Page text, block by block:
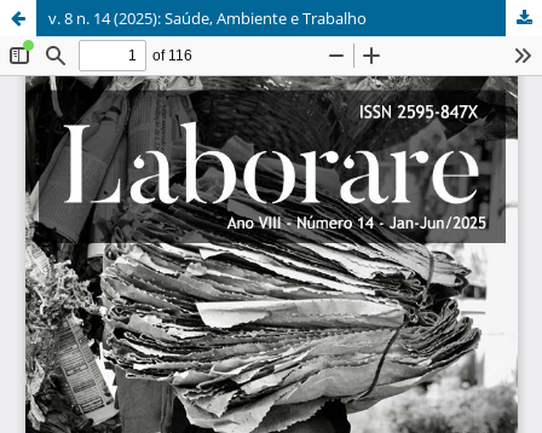
v. 8 n. 14 (2025): Saúde, Ambiente e Trabalho